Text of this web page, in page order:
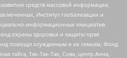
средств массовой информации,
Институт глобализации и
информационных инициатив
охраны здоровья и защиты прав
помощи осужденным и их семьям, Фонд
тайга, Так-Так-Так, Сова, центр Анна,